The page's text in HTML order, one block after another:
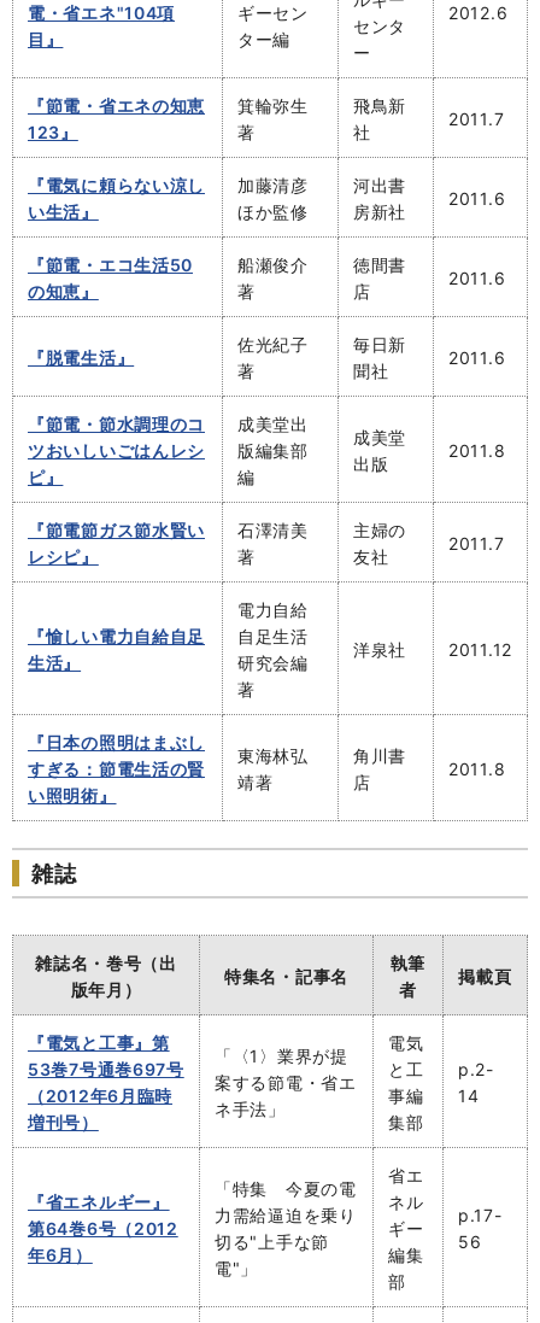
電・省エネ"104項
目』
ギーセン
ター編
センタ
ー
2012.6
『節電・省エネの知恵
123』
箕輪弥生
著
飛鳥新
社
2011.7
『電気に頼らない涼し
い生活』
加藤清彦
ほか監修
河出書
房新社
2011.6
『節電・エコ生活50
の知恵』
船瀬俊介
著
徳間書
店
2011.6
『脱電生活』
佐光紀子
著
毎日新
聞社
2011.6
『節電・節水調理のコ
ツおいしいごはんレシ
ピ』
成美堂出
版編集部
編
成美堂
出版
2011.8
『節電節ガス節水賢い
レシピ』
石澤清美
著
主婦の
友社
2011.7
『愉しい電力自給自足
生活』
電力自給
自足生活
研究会編
著
洋泉社 2011.12
『日本の照明はまぶし
すぎる：節電生活の賢
い照明術』
東海林弘
靖著
角川書
店
2011.8
雑誌
雑誌名・巻号（出
版年月）
特集名・記事名
執筆
者
掲載頁
『電気と工事』第
53巻7号通巻697号
（2012年6月臨時
増刊号）
「〈1〉業界が提
案する節電・省エ
ネ手法」
電気
と工
事編
集部
p.2-
14
『省エネルギー』
第64巻6号（2012
年6月）
「特集 今夏の電
力需給逼迫を乗り
切る"上手な節
電"」
省エ
ネル
ギー
編集
部
p.17-
56